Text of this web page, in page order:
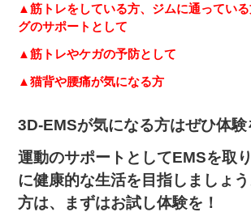
▲筋トレをしている方、ジムに通ってい
グのサポートとして
▲筋トレやケガの予防として
▲猫背や腰痛が気になる方
3D-EMSが気になる方はぜひ体験
運動のサポートとしてEMSを取
に健康的な生活を目指しましょ
方は、まずはお試し体験を！